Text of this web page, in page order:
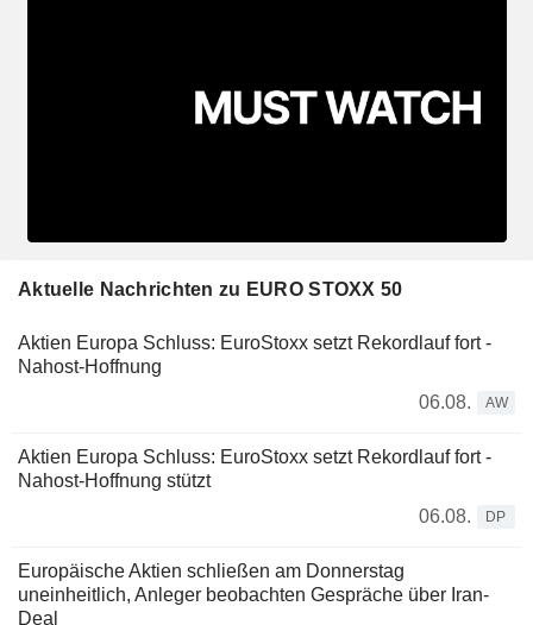
Aktuelle Nachrichten zu EURO STOXX 50
Aktien Europa Schluss: EuroStoxx setzt Rekordlauf fort -
Nahost-Hoffnung
06.08.
AW
Aktien Europa Schluss: EuroStoxx setzt Rekordlauf fort -
Nahost-Hoffnung stützt
06.08.
DP
Europäische Aktien schließen am Donnerstag
uneinheitlich, Anleger beobachten Gespräche über Iran-
Deal